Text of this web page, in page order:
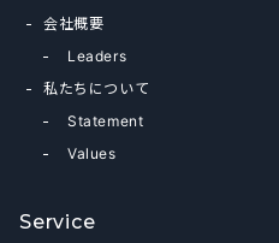
会社概要
Leaders
私たちについて
Statement
Values
Service